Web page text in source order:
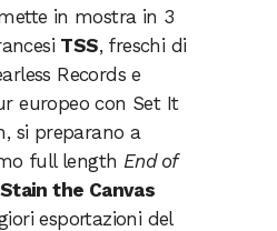
in mostra in 3
TSS, freschi di
Records e
europeo con Set It
si preparano a
full length End of
Stain the Canvas
esportazioni del